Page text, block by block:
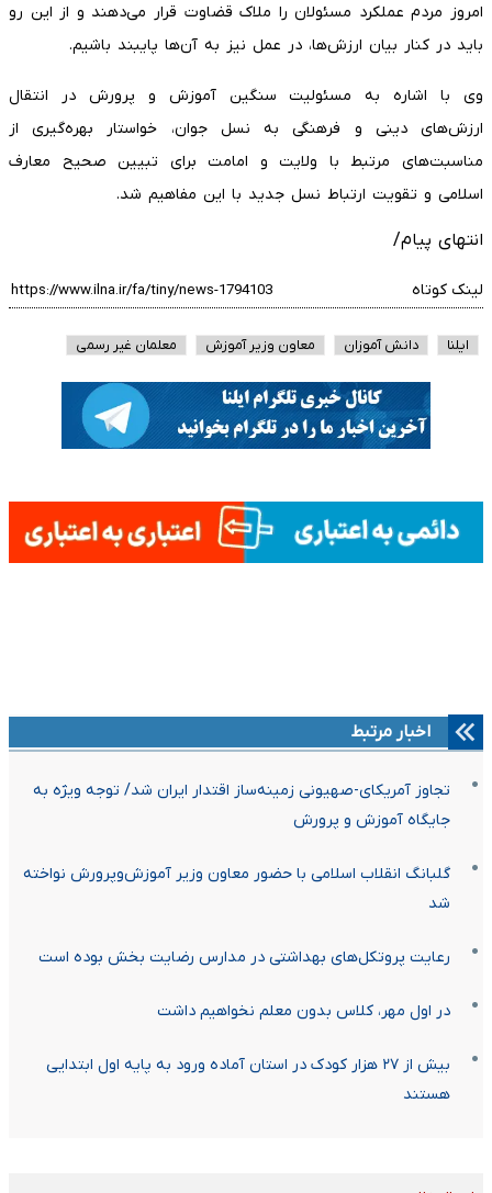
امروز مردم عملکرد مسئولان را ملاک قضاوت قرار می‌دهند و از این رو
باید در کنار بیان ارزش‌ها، در عمل نیز به آن‌ها پایبند باشیم.
وی با اشاره به مسئولیت سنگین آموزش و پرورش در انتقال
ارزش‌های دینی و فرهنگی به نسل جوان، خواستار بهره‌گیری از
مناسبت‌های مرتبط با ولایت و امامت برای تبیین صحیح معارف
اسلامی و تقویت ارتباط نسل جدید با این مفاهیم شد.
انتهای پیام/
لینک کوتاه
ایلنا دانش آموزان معاون وزیر آموزش معلمان غیر رسمی
اخبار مرتبط
تجاوز آمریکای-صهیونی زمینه‌ساز اقتدار ایران شد/ توجه ویژه به
جایگاه آموزش و پرورش
گلبانگ انقلاب اسلامی با حضور معاون وزیر آموزش‌وپرورش نواخته
شد
رعایت پروتکل‌های بهداشتی در مدارس رضایت بخش بوده است
در اول مهر، کلاس بدون معلم نخواهیم داشت
بیش از ۲۷ هزار کودک در استان آماده ورود به پایه اول ابتدایی
هستند